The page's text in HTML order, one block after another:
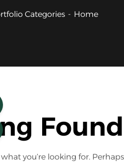
Home
Categories
Found
you’re looking for. Perhaps